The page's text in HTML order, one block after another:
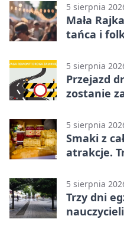
5 sierpnia
Mała
tańca i
5 sierpnia
Przejazd
zostanie
5 sierpnia
Smaki z
atrakcje.
5 sierpnia
Trzy dni